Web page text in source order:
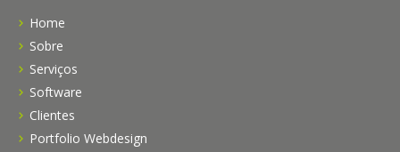
Home
Sobre
Serviços
Software
Clientes
Portfolio Webdesign